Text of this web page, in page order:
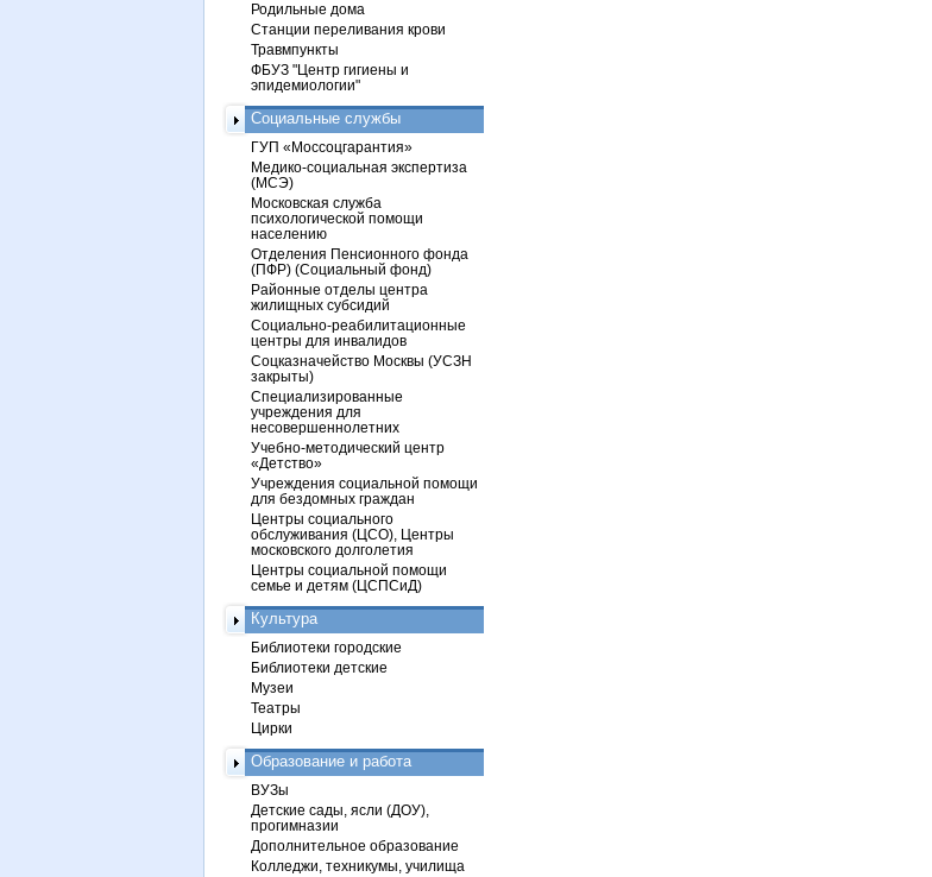
Родильные дома
Станции переливания крови
Травмпункты
ФБУЗ "Центр гигиены и
эпидемиологии"
Социальные службы
ГУП «Моссоцгарантия»
Медико-социальная экспертиза
(МСЭ)
Московская служба
психологической помощи
населению
Отделения Пенсионного фонда
(ПФР) (Социальный фонд)
Районные отделы центра
жилищных субсидий
Социально-реабилитационные
центры для инвалидов
Соцказначейство Москвы (УСЗН
закрыты)
Специализированные
учреждения для
несовершеннолетних
Учебно-методический центр
«Детство»
Учреждения социальной помощи
для бездомных граждан
Центры социального
обслуживания (ЦСО), Центры
московского долголетия
Центры социальной помощи
семье и детям (ЦСПСиД)
Культура
Библиотеки городские
Библиотеки детские
Музеи
Театры
Цирки
Образование и работа
ВУЗы
Детские сады, ясли (ДОУ),
прогимназии
Дополнительное образование
Колледжи, техникумы, училища